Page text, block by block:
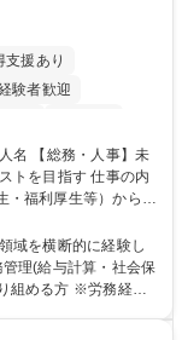
支援あり
験者歓迎
休み 寮・社宅あり
指す 仕事の内
・福利厚生等）からお
範囲を広げ、組織運
経営推進等をお任せ
験を積んでいただき
域を横断的に経験し
組める方 ※労務経験